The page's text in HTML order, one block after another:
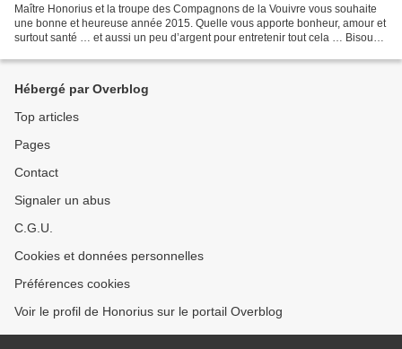
Maître Honorius et la troupe des Compagnons de la Vouivre vous souhaite
une bonne et heureuse année 2015. Quelle vous apporte bonheur, amour et
surtout santé … et aussi un peu d’argent pour entretenir tout cela … Bisous
Hébergé par Overblog
Top articles
Pages
Contact
Signaler un abus
C.G.U.
Cookies et données personnelles
Préférences cookies
Voir le profil de Honorius sur le portail Overblog